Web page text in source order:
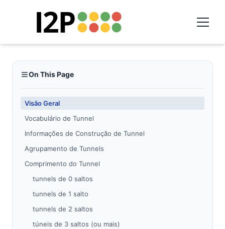
On This Page
Visão Geral
Vocabulário de Tunnel
Informações de Construção de Tunnel
Agrupamento de Tunnels
Comprimento do Tunnel
tunnels de 0 saltos
tunnels de 1 salto
tunnels de 2 saltos
túneis de 3 saltos (ou mais)